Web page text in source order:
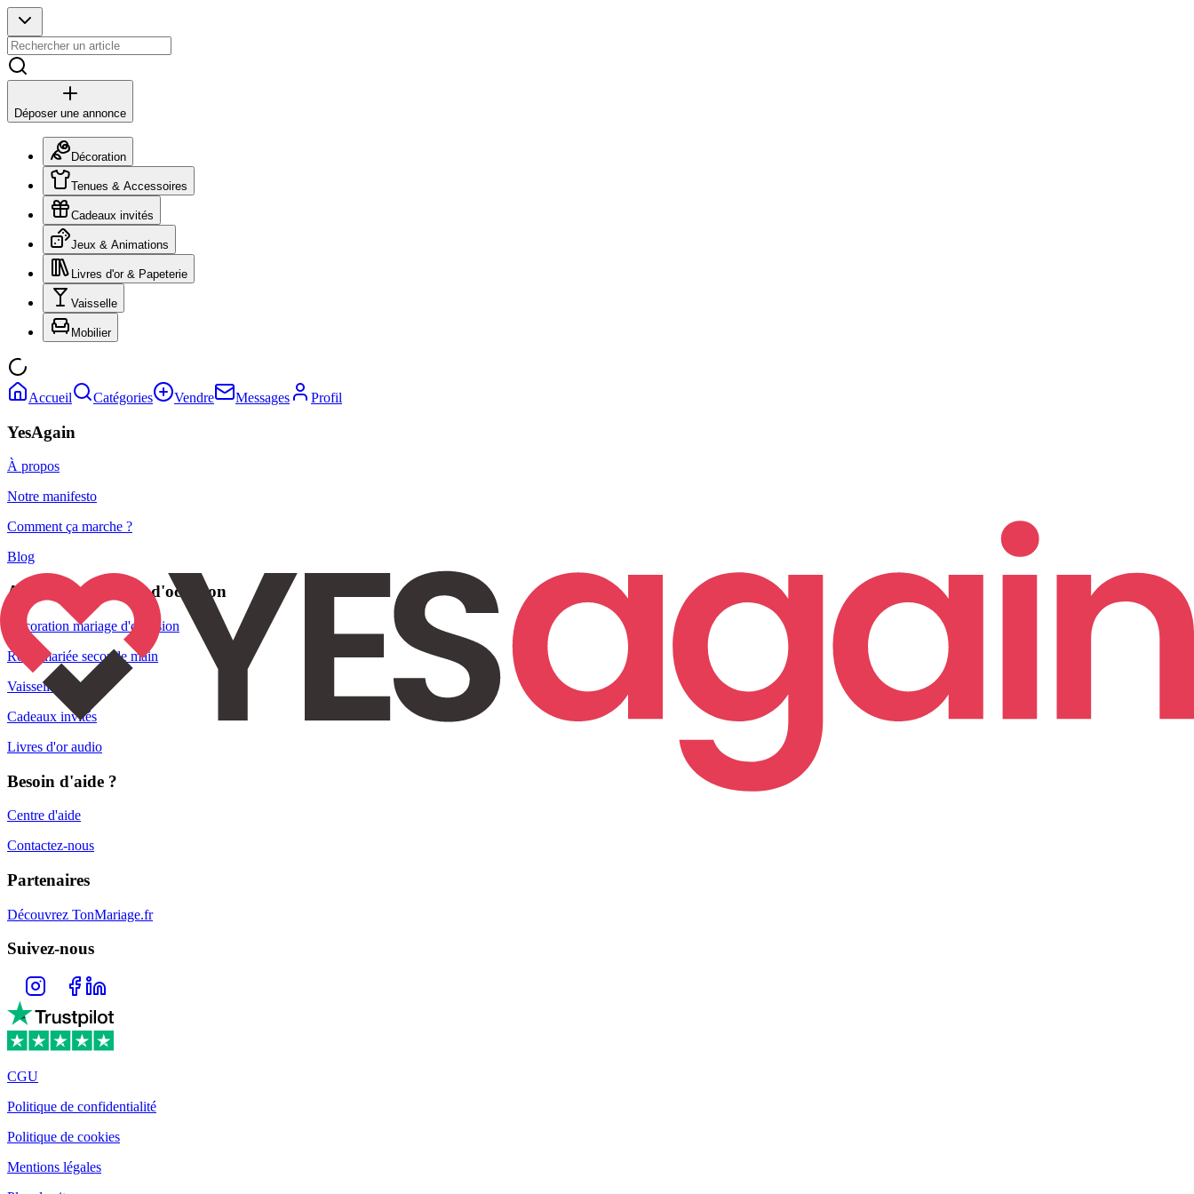
Déposer une annonce
Décoration
Tenues & Accessoires
Cadeaux invités
Jeux & Animations
Livres d'or & Papeterie
Vaisselle
Mobilier
Accueil Catégories Vendre Messages Profil
YesAgain
À propos
Notre manifesto
Comment ça marche ?
Blog
Articles de mariage d'occasion
Décoration mariage d'occasion
Robe mariée seconde main
Vaisselle
Cadeaux invités
Livres d'or audio
Besoin d'aide ?
Centre d'aide
Contactez-nous
Partenaires
Découvrez TonMariage.fr
Suivez-nous
CGU
Politique de confidentialité
Politique de cookies
Mentions légales